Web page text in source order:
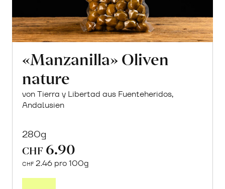
«Manzanilla» Oliven
nature
von Tierra y Libertad aus Fuenteheridos,
Andalusien
280g
CHF 6.90
CHF 2.46 pro 100g